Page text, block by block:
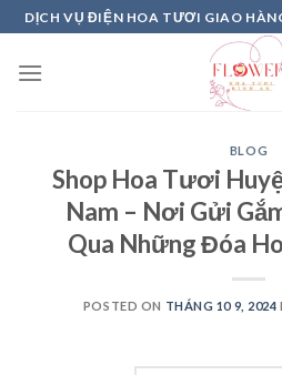
Skip
to
content
DỊCH VỤ ĐIỆN HOA TƯƠI GIAO
BLOG
Shop Hoa Tươi
Nam – Nơi Gửi
Qua Những Đóa
POSTED ON THÁNG 10 9, 2024